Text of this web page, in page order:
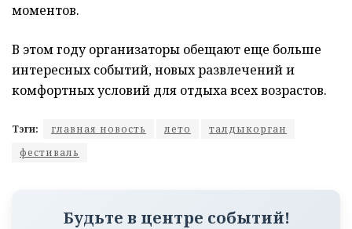
моментов.
В этом году организаторы обещают еще больше
интересных событий, новых развлечений и
комфортных условий для отдыха всех возрастов.
Тэги: главная новость лето
талдыкорган
фестиваль
Будьте в центре событий!